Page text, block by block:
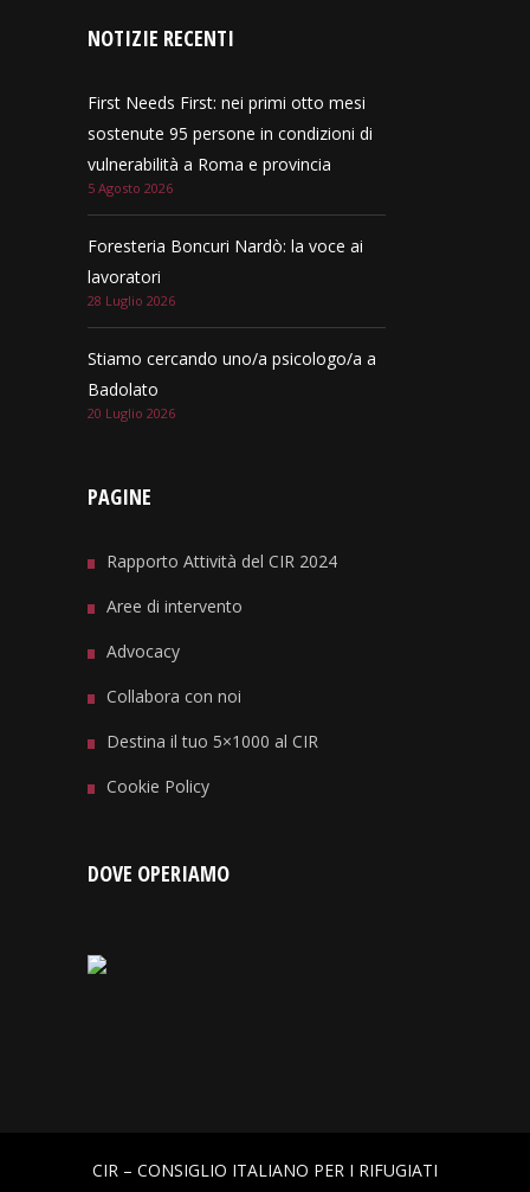
NOTIZIE RECENTI
First Needs First: nei primi otto mesi
sostenute 95 persone in condizioni di
vulnerabilità a Roma e provincia
5 Agosto 2026
Foresteria Boncuri Nardò: la voce ai
lavoratori
28 Luglio 2026
Stiamo cercando uno/a psicologo/a a
Badolato
20 Luglio 2026
PAGINE
Rapporto Attività del CIR 2024
Aree di intervento
Advocacy
Collabora con noi
Destina il tuo 5×1000 al CIR
Cookie Policy
DOVE OPERIAMO
CIR – CONSIGLIO ITALIANO PER I RIFUGIATI